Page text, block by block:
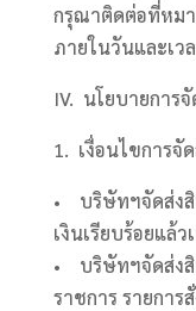
กรุณาติดต่อที่หม
ภายในวันและเว
IV. นโยบายการ
1. เงื่อนไขการจั
• บริษัทฯจัดส่งสิ
เงินเรียบร้อยแล้
• บริษัทฯจัดส่งสิ
ราชการ รายกา